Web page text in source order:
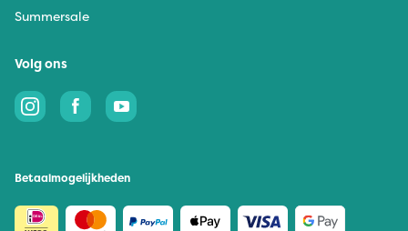
Summersale
Volg ons
Betaalmogelijkheden